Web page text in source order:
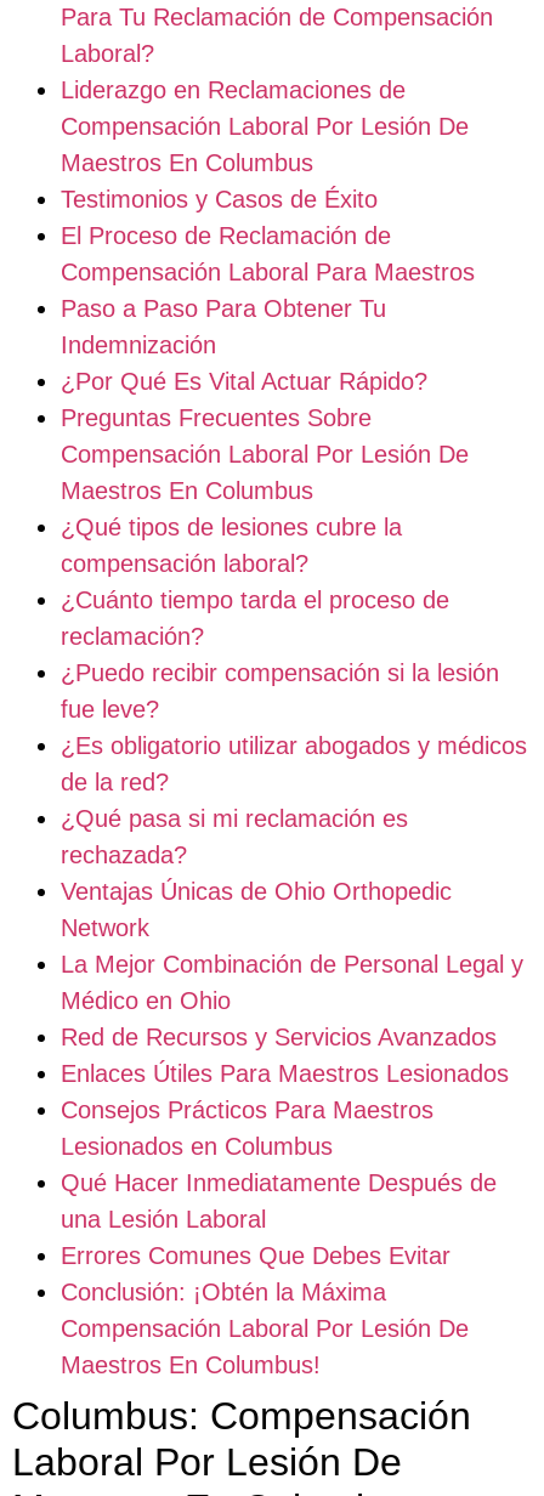
Para Tu Reclamación de Compensación
Laboral?
Liderazgo en Reclamaciones de
Compensación Laboral Por Lesión De
Maestros En Columbus
Testimonios y Casos de Éxito
El Proceso de Reclamación de
Compensación Laboral Para Maestros
Paso a Paso Para Obtener Tu
Indemnización
¿Por Qué Es Vital Actuar Rápido?
Preguntas Frecuentes Sobre
Compensación Laboral Por Lesión De
Maestros En Columbus
¿Qué tipos de lesiones cubre la
compensación laboral?
¿Cuánto tiempo tarda el proceso de
reclamación?
¿Puedo recibir compensación si la lesión
fue leve?
¿Es obligatorio utilizar abogados y médicos
de la red?
¿Qué pasa si mi reclamación es
rechazada?
Ventajas Únicas de Ohio Orthopedic
Network
La Mejor Combinación de Personal Legal y
Médico en Ohio
Red de Recursos y Servicios Avanzados
Enlaces Útiles Para Maestros Lesionados
Consejos Prácticos Para Maestros
Lesionados en Columbus
Qué Hacer Inmediatamente Después de
una Lesión Laboral
Errores Comunes Que Debes Evitar
Conclusión: ¡Obtén la Máxima
Compensación Laboral Por Lesión De
Maestros En Columbus!
Columbus: Compensación
Laboral Por Lesión De